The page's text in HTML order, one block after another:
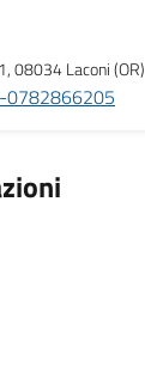
08034 Laconi (OR)